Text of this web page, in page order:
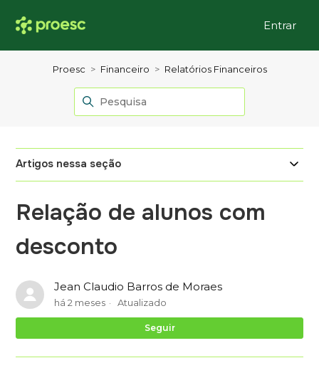
Entrar
Proesc Financeiro Relatórios Financeiros
Artigos nessa seção
Relação de alunos com
desconto
Jean Claudio Barros de Moraes
há 2 meses Atualizado
Seguir